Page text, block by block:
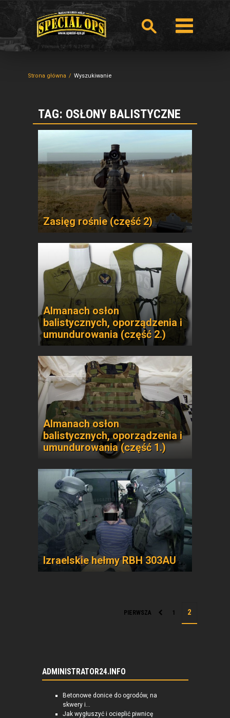
Strona główna Wyszukiwanie
TAG: OSŁONY BALISTYCZNE
Zasięg rośnie (część 2)
Almanach osłon
balistycznych, oporządzenia i
umundurowania (część 2.)
Almanach osłon
balistycznych, oporządzenia i
umundurowania (część 1.)
Izraelskie hełmy RBH 303AU
PIERWSZA 1
ADMINISTRATOR24.INFO
Betonowe donice do ogrodów, na
skwery i...
Jak wygłuszyć i ocieplić piwnicę